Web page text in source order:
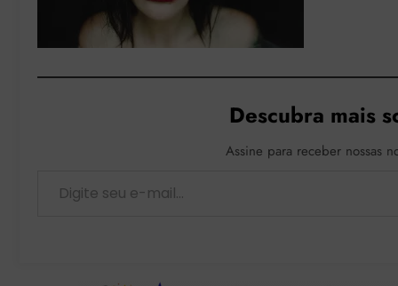
Descubra mais
Assine para receber nossas